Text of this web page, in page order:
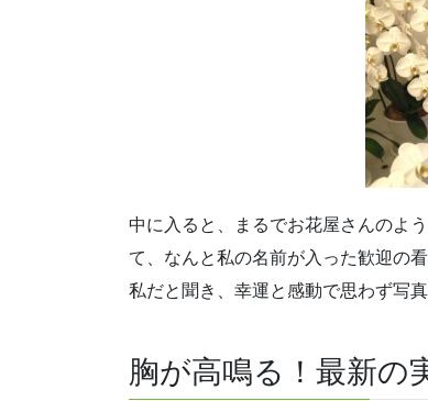
中に入ると、まるでお花屋さんのよ
て、なんと私の名前が入った歓迎の
私だと聞き、幸運と感動で思わず写
胸が高鳴る！最新の